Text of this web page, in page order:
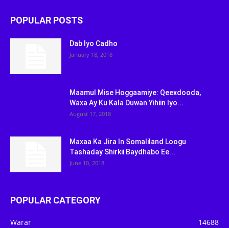
POPULAR POSTS
Dab Iyo Cadho
January 18, 2018
Maamul Mise Hoggaamiye: Qeexdooda,
Waxa Ay Ku Kala Duwan Yihiin Iyo...
August 17, 2018
Maxaa Ka Jira In Somaliland Loogu
Tashaday Shirkii Baydhabo Ee...
June 10, 2018
POPULAR CATEGORY
Warar 14688